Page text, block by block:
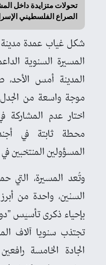
تحولات متزايدة داخل
الصراع الفلسطيني
شكل غياب عمدة مدينة
المسيرة السنوية
المدينة أمس الأحد،
موجة واسعة من الجدل
اختار عدم
محطة ثابتة في
المسؤولين المنتخبين في
وتُعد المسيرة، التي
السنين، واحدة من
تجتذب سنويا آلاف
الجادة الخامسة